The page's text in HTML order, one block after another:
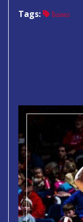
Tags:
Business